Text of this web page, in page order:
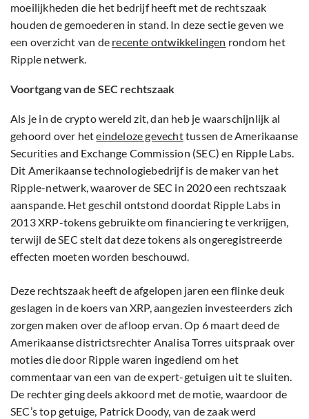
moeilijkheden die het bedrijf heeft met de rechtszaak
houden de gemoederen in stand. In deze sectie geven we
een overzicht van de recente ontwikkelingen rondom het
Ripple netwerk.
Voortgang van de SEC rechtszaak
Als je in de crypto wereld zit, dan heb je waarschijnlijk al
gehoord over heteindeloze gevechttussen de Amerikaanse
Securities and Exchange Commission (SEC) en Ripple Labs.
Dit Amerikaanse technologiebedrijf is de maker van het
Ripple-netwerk, waarover de SEC in 2020 een rechtszaak
aanspande. Het geschil ontstond doordat Ripple Labs in
2013 XRP-tokens gebruikte om financiering te verkrijgen,
terwijl de SEC stelt dat deze tokens als ongeregistreerde
effecten moeten worden beschouwd.
Deze rechtszaak heeft de afgelopen jaren een flinke deuk
geslagen in de koers van XRP, aangezien investeerders zich
zorgen maken over de afloop ervan. Op 6 maart deed de
Amerikaanse districtsrechter Analisa Torres uitspraak over
moties die door Ripple waren ingediend om het
commentaar van een van de expert-getuigen uit te sluiten.
De rechter ging deels akkoord met de motie, waardoor de
SEC’s top getuige, Patrick Doody, van de zaak werd